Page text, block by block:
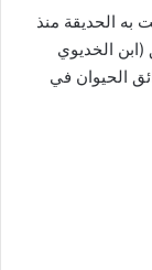
به الحديقة منذ
(ابن الخديوي
الحيوان في